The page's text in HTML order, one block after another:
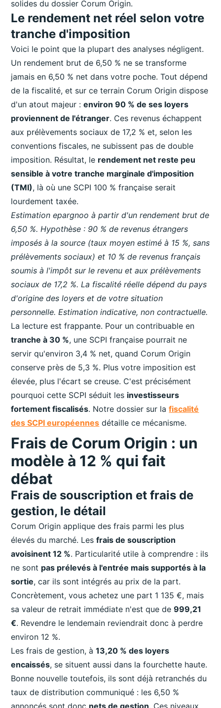
solides du dossier Corum Origin.
Le rendement net réel selon votre
tranche d'imposition
Voici le point que la plupart des analyses négligent.
Un rendement brut de 6,50 % ne se transforme
jamais en 6,50 % net dans votre poche. Tout dépend
de la fiscalité, et sur ce terrain Corum Origin dispose
d'un atout majeur :environ 90 % de ses loyers
proviennent de l'étranger. Ces revenus échappent
aux prélèvements sociaux de 17,2 % et, selon les
conventions fiscales, ne subissent pas de double
imposition. Résultat, le rendement net reste peu
sensible à votre tranche marginale d'imposition
(TMI), là où une SCPI 100 % française serait
lourdement taxée.
Estimation epargnoo à partir d'un rendement brut de
6,50 %. Hypothèse : 90 % de revenus étrangers
imposés à la source (taux moyen estimé à 15 %, sans
prélèvements sociaux) et 10 % de revenus français
soumis à l'impôt sur le revenu et aux prélèvements
sociaux de 17,2 %. La fiscalité réelle dépend du pays
d'origine des loyers et de votre situation
personnelle. Estimation indicative, non contractuelle.
La lecture est frappante. Pour un contribuable en
tranche à 30 %, une SCPI française pourrait ne
servir qu'environ 3,4 % net, quand Corum Origin
conserve près de 5,3 %. Plus votre imposition est
élevée, plus l'écart se creuse. C'est précisément
pourquoi cette SCPI séduit les investisseurs
fortement fiscalisés. Notre dossier sur lafiscalité
des SCPI européennes détaille ce mécanisme.
Frais de Corum Origin : un
modèle à 12 % qui fait
débat
Frais de souscription et frais de
gestion, le détail
Corum Origin applique des frais parmi les plus
élevés du marché. Lesfrais de souscription
avoisinent 12 %. Particularité utile à comprendre : ils
ne sont pas prélevés à l'entrée mais supportés à la
sortie, car ils sont intégrés au prix de la part.
Concrètement, vous achetez une part 1 135 €, mais
sa valeur de retrait immédiate n'est que de999,21
€. Revendre le lendemain reviendrait donc à perdre
environ 12 %.
Les frais de gestion, à13,20 % des loyers
encaissés, se situent aussi dans la fourchette haute.
Bonne nouvelle toutefois, ils sont déjà retranchés du
taux de distribution communiqué : les 6,50 %
annoncés sont donc nets de gestion. Ces niveaux